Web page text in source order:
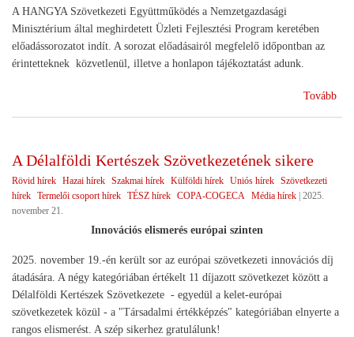
A HANGYA Szövetkezeti Együttműködés a Nemzetgazdasági
Minisztérium által meghirdetett Üzleti Fejlesztési Program keretében
előadássorozatot indít. A sorozat előadásairól megfelelő időpontban az
érintetteknek közvetlenül, illetve a honlapon tájékoztatást adunk.
Tovább
A Délalföldi Kertészek Szövetkezetének sikere
Rövid hírek Hazai hírek Szakmai hírek Külföldi hírek Uniós hírek Szövetkezeti
hírek Termelői csoport hírek TÉSZ hírek COPA-COGECA Média hírek | 2025.
november 21.
Innovációs elismerés európai szinten
2025. november 19.-én került sor az európai szövetkezeti innovációs díj
átadására. A négy kategóriában értékelt 11 díjazott szövetkezet között a
Délalföldi Kertészek Szövetkezete - egyedül a kelet-európai
szövetkezetek közül - a "Társadalmi értékképzés" kategóriában elnyerte a
rangos elismerést. A szép sikerhez gratulálunk!